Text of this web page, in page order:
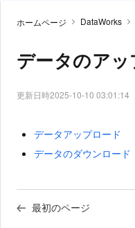
ホームページ DataWorks
データのア
更新日時2025-10-10 03:01:14
データアップロード
データのダウンロード
最初のページ